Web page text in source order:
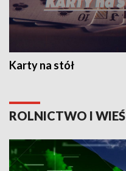
Karty na stół
ROLNICTWO I WIEŚ